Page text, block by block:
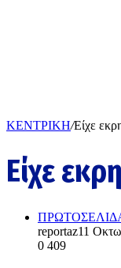
ΚΕΝΤΡΙΚΗ/Είχε
Είχε
reportaz11
0 409